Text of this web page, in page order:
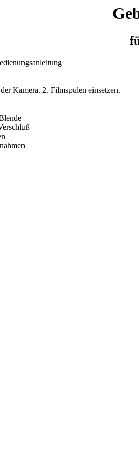
Kamera. 2. Filmspulen einsetzen.